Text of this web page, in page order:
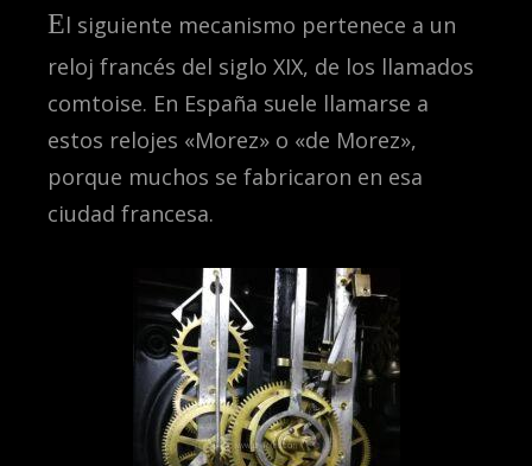
El siguiente mecanismo pertenece a un
reloj francés del siglo XIX, de los llamados
comtoise. En España suele llamarse a
estos relojes «Morez» o «de Morez»,
porque muchos se fabricaron en esa
ciudad francesa.